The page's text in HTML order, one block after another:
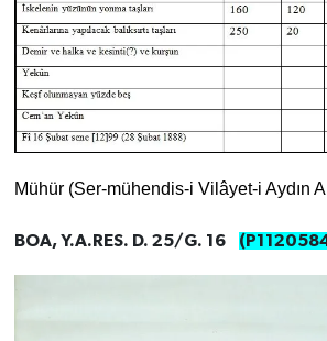
Mühür (Ser-mühendis-i Vilâyet-i Aydın
BOA, Y.A.RES. D. 25/G. 16